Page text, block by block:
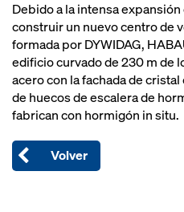
Debido a la intensa
construir un nuevo centro de
formada por DYWIDAG,
edificio curvado de 230 m de
acero con la fachada de
de huecos de escalera de
fabrican con hormigón in situ.
Volver